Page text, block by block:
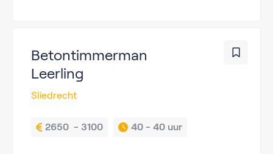
Betontimmerman
Leerling
Sliedrecht
2650  - 3100 40 - 40 uur